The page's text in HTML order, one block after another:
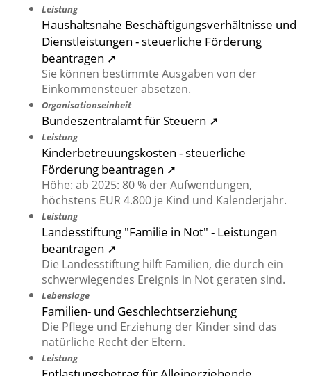
Leistung
Haushaltsnahe Beschäftigungsverhältnisse und
Dienstleistungen - steuerliche Förderung
beantragen ➚
Sie können bestimmte Ausgaben von der
Einkommensteuer absetzen.
Organisationseinheit
Bundeszentralamt für Steuern ➚
Leistung
Kinderbetreuungskosten - steuerliche
Förderung beantragen ➚
Höhe: ab 2025: 80 % der Aufwendungen,
höchstens EUR 4.800 je Kind und Kalenderjahr.
Leistung
Landesstiftung "Familie in Not" - Leistungen
beantragen ➚
Die Landesstiftung hilft Familien, die durch ein
schwerwiegendes Ereignis in Not geraten sind.
Lebenslage
Familien- und Geschlechtserziehung
Die Pflege und Erziehung der Kinder sind das
natürliche Recht der Eltern.
Leistung